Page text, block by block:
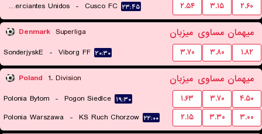
Comerciantes Unidos
- Cusco FC ۲۳:۴۵ ۲.۵۴ ۳.۱۵ ۲.۶۰
Denmark Superliga میزبان مساوی میهمان
SonderjyskE - Viborg FF ۲۰:۳۰ ۳.۷۰ ۳.۸۰ ۱.۸۲
Poland 1. Division میزبان مساوی میهمان
Polonia Bytom - Pogon Siedlce ۱۹:۳۰ ۱.۶۳ ۳.۷۰
۴.۵۰
Polonia Warszawa - KS Ruch Chorzow ۲۲:۰۰ ۲.۱۵ ۳.۳۰ ۳.۰۰